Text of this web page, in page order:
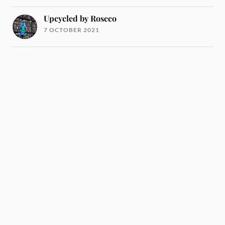
Upcycled by Roseco
7 OCTOBER 2021